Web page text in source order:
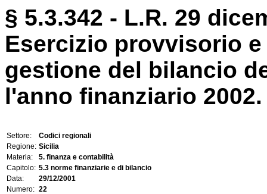
§ 5.3.342 - L.R. 29
Esercizio provvisorio
gestione del bilancio
l'anno finanziario 2002.
Settore:
Codici regionali
Regione: Sicilia
Materia:
5. finanza e contabilità
Capitolo: 5.3 norme finanziarie e di bilancio
Data:
29/12/2001
Numero: 22